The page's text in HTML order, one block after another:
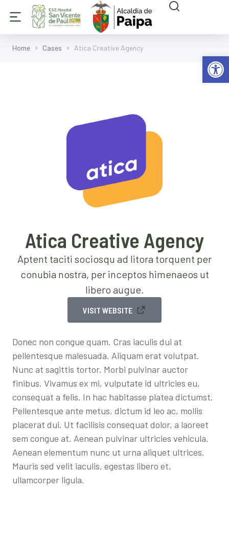
Abrir
Home Cases Atica Creative Agency
Atica Creative Agency
Aptent taciti sociosqu ad litora torquent per
conubia nostra, per inceptos himenaeos ut
libero augue.
VISIT WEBSITE
Donec non congue quam. Cras iaculis dui at
pellentesque malesuada. Aliquam erat volutpat.
Nunc at sagittis tortor. Morbi pulvinar auctor
finibus. Vivamus ex mi, vulputate id ultricies eu,
consequat a felis. In hac habitasse platea dictumst.
Pellentesque ante metus, dictum id leo ac, mollis
placerat dui. Ut facilisis consequat dolor, a laoreet
sem congue at. Aenean pulvinar ultricies vehicula.
Aenean elementum nunc ut urna aliquet ultrices.
Mauris sed velit iaculis, egestas libero et,
ullamcorper ligula.